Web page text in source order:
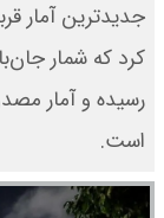
جدیدترین آمار
است.